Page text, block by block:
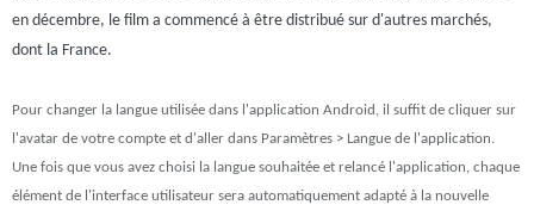
en décembre, le film a commencé à être distribué sur d'autres marchés,
dont la France.
Pour changer la langue utilisée dans l'application Android, il suffit de cliquer sur
l'avatar de votre compte et d'aller dans Paramètres > Langue de l'application.
Une fois que vous avez choisi la langue souhaitée et relancé l'application, chaque
élément de l'interface utilisateur sera automatiquement adapté à la nouvelle